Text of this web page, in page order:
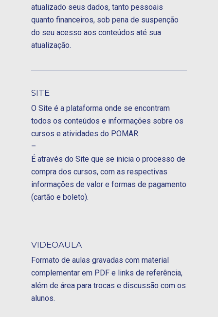
atualizado seus dados, tanto pessoais
quanto financeiros, sob pena de suspenção
do seu acesso aos conteúdos até sua
atualização.
SITE
O Site é a plataforma onde se encontram
todos os conteúdos e informações sobre os
cursos e atividades do POMAR.
–
É através do Site que se inicia o processo de
compra dos cursos, com as respectivas
informações de valor e formas de pagamento
(cartão e boleto).
VIDEOAULA
Formato de aulas gravadas com material
complementar em PDF e links de referência,
além de área para trocas e discussão com os
alunos.